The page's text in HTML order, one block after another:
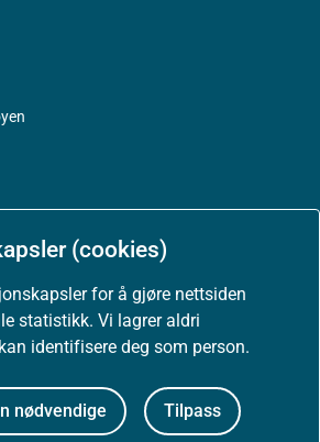
(cookies)
for å gjøre nettsiden
statistikk. Vi lagrer aldri
identifisere deg som person.
nødvendige Tilpass